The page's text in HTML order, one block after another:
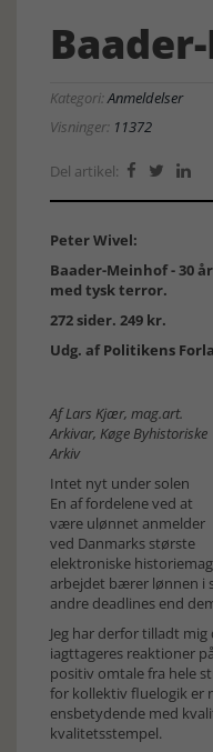
Kategori:Anmeldelser
Visninger: 11372
Del artikel:   
Peter Wivel:
Baader-Meinhof - 30 år
med tysk terror.
272 sider. 249 kr.
Udg. afPolitikens
Af Lars Kjær, mag.art.
Arkivar, Køge Byhistoriske
Arkiv
Intet nyt under solen
En af fordelene ved at
være ulønnet anmelder
ved Danmarks største
elektroniske
arbejdet bærer lønnen i
andre deadlines end
Jeg har derfor tilladt
iagttageres reaktioner
positiv omtale fra hele
for kollektiv fluelogik er
ensbetydende med
kvalitetsstempel.